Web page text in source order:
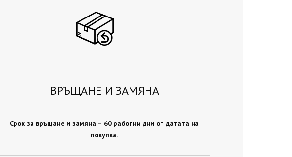
ВРЪЩАНЕ И ЗАМЯНА
Срок за връщане и замяна – 60 работни дни от датата на
покупка.